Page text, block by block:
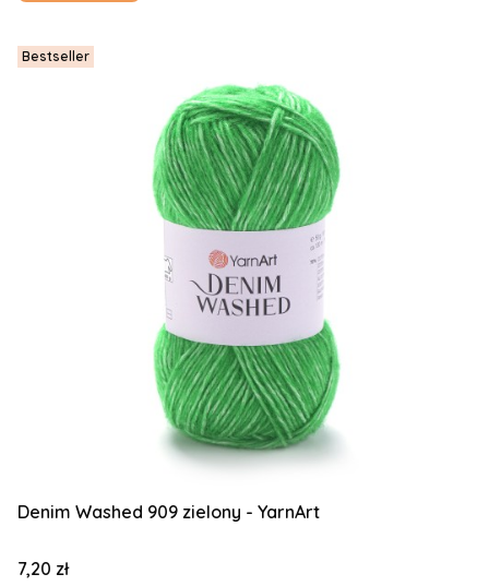
Bestseller
Denim Washed 909 zielony - YarnArt
Cena
7,20 zł